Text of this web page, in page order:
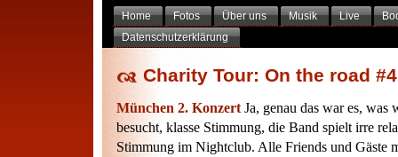
Home Fotos Über uns Musik Live
Datenschutzerklärung
Charity Tour: On the road #4
München 2. Konzert Ja, genau das war es,
besucht, klasse Stimmung, die Band spielt irre
Stimmung im Nightclub. Alle Friends und Gäste